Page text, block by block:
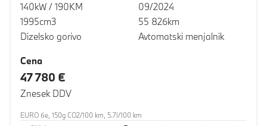
140kW / 190KM
1995cm3
Dizelsko gorivo
09/2024
55 826km
Avtomatski menjalnik
Cena
47 780 €
Znesek DDV
EURO 6e, 150g CO2/100 km, 5.7l/100 km